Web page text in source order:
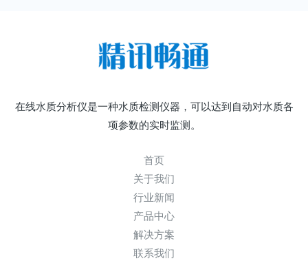
在线水质分析仪是一种水质检测仪器，可以达到自动对水质各
项参数的实时监测。
首页
关于我们
行业新闻
产品中心
解决方案
联系我们